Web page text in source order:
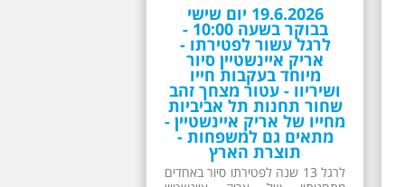
הולדתו ברחוב גורדון. נשמע אחדים
משיריו של אריק איינשטיין ונסיים את
הסיור ליד קברו בבית הקברות
טרומפלדור. תוצרת הארץ